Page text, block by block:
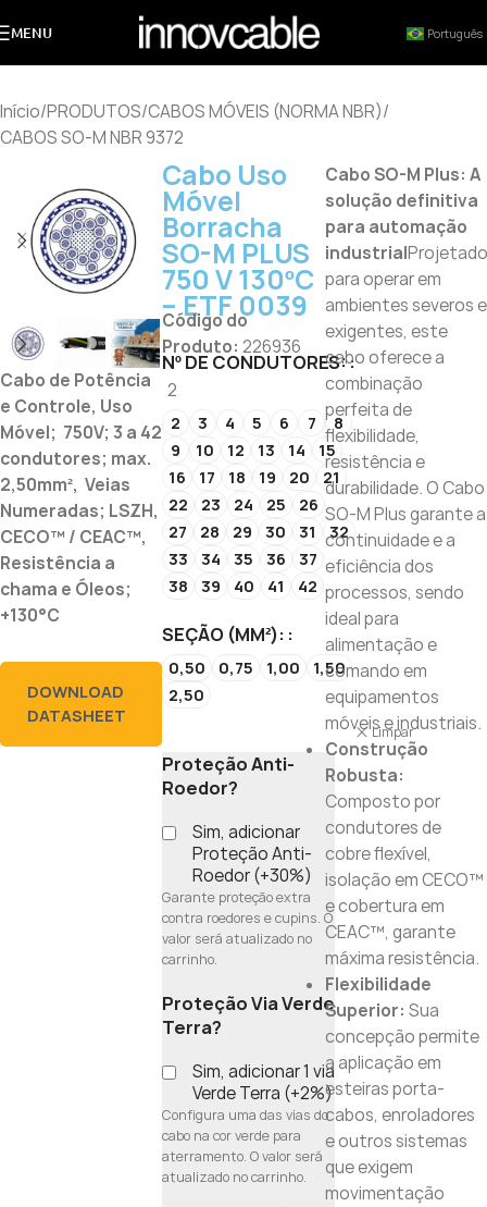
MENU Português
Início/PRODUTOS/CABOS MÓVEIS (NORMA NBR)/
CABOS SO-M NBR 9372
Cabo de Potência
e Controle, Uso
Móvel; 750V; 3 a 42
condutores; max.
2,50mm², Veias
Numeradas; LSZH,
CECO™ / CEAC™,
Resistência a
chama e Óleos;
+130°C
DOWNLOAD
DATASHEET
Cabo Uso
Móvel
Borracha
SO-M PLUS
750 V 130ºC
– ETF 0039
Código do
Produto: 226936
Nº DE CONDUTORES:
2
2 3 4 5 6 7
8
9
10 12 13 14
15
16
17 18 19 20
21
22
23 24 25
26
27
28 29 30 31
32
33
34 35 36
37
38
39 40 41 42
SEÇÃO (MM²):
0,50 0,75 1,00
1,50
2,50
Limpar
Proteção Anti-
Roedor?
Sim, adicionar
Proteção Anti-
Roedor (+30%)
Garante proteção extra
contra roedores e cupins. O
valor será atualizado no
carrinho.
Proteção Via Verde
Terra?
Sim, adicionar 1 via
Verde Terra (+2%)
Configura uma das vias do
cabo na cor verde para
aterramento. O valor será
atualizado no carrinho.
Cabo SO-M Plus: A
solução definitiva
para automação
industrialProjetado
para operar em
ambientes severos e
exigentes, este
cabo oferece a
combinação
perfeita de
flexibilidade,
resistência e
durabilidade. O Cabo
SO-M Plus garante a
continuidade e a
eficiência dos
processos, sendo
ideal para
alimentação e
comando em
equipamentos
móveis e industriais.
Construção
Robusta:
Composto por
condutores de
cobre flexível,
isolação em CECO™
e cobertura em
CEAC™, garante
máxima resistência.
Flexibilidade
Superior: Sua
concepção permite
a aplicação em
esteiras porta-
cabos, enroladores
e outros sistemas
que exigem
movimentação